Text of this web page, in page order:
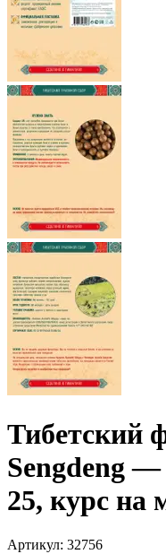
Тибетский
Sengdeng
25, курс на
Артикул: 32756